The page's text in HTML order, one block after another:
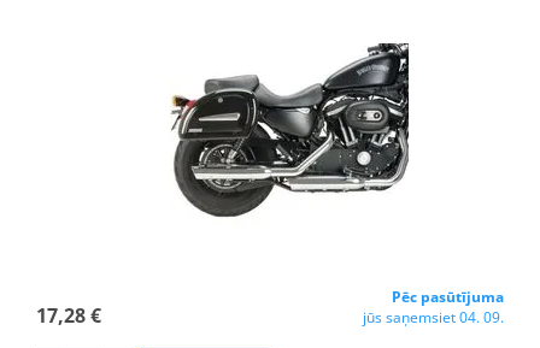
17,28 €
Pēc pasūtījuma
jūs saņemsiet 04. 09.